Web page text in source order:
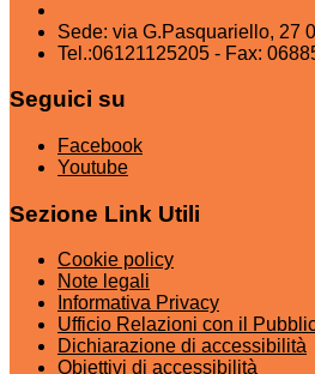
Sede: via G.Pasquariello, 27
Tel.:06121125205 - Fax:
Seguici su
Facebook
Youtube
Sezione Link Utili
Cookie policy
Note legali
Informativa Privacy
Ufficio Relazioni con il
Dichiarazione di accessibilità
Obiettivi di accessibilità